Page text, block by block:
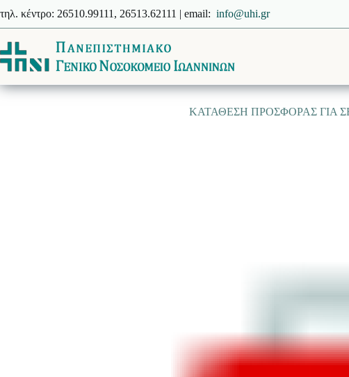
στο
περιεχόμενο
τηλ. κέντρο: 26510.99111, 26513.62111 | email: info@uhi.gr
ΚΑΤΑΘΕΣΗ ΠΡΟΣΦΟΡΑΣ ΓΙΑ